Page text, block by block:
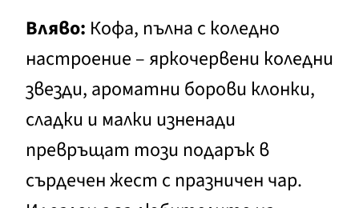
Вляво: Кофа, пълна с коледно
настроение – яркочервени коледни
звезди, ароматни борови клонки,
сладки и малки изненади
превръщат този подарък в
сърдечен жест с празничен чар.